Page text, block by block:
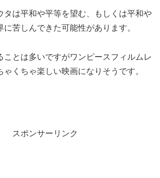
タは平和や平等を望む、もしくは平和や
苦しんできた可能性があります。
ことは多いですがワンピースフィルムレ
ゃくちゃ楽しい映画になりそうです。
スポンサーリンク